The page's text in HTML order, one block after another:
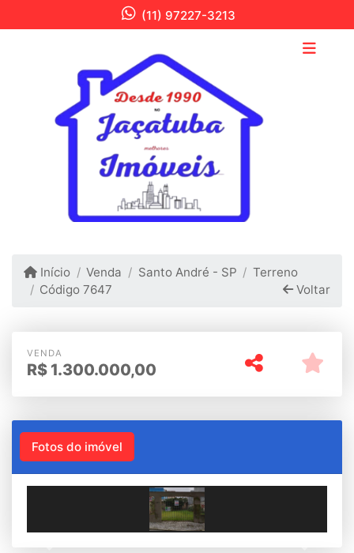
(11) 97227-3213
Início Venda Santo André - SP
Terreno
Código 7647
Voltar
VENDA
R$ 1.300.000,00
Fotos do imóvel
Previous Next